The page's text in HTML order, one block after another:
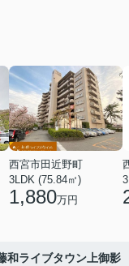
西宮市田近野町
3LDK (75.84㎡)
1,880万円
和ライブタウン上御影